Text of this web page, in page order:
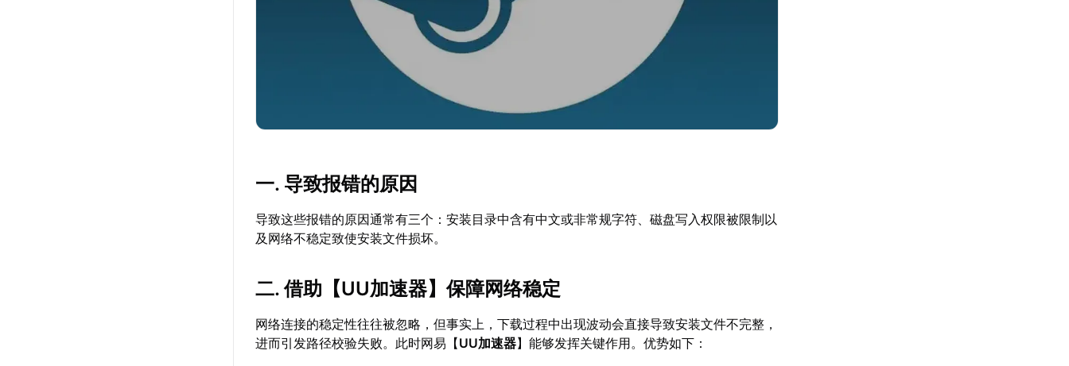
一. 导致报错的原因
导致这些报错的原因通常有三个：安装目录中含有中文或非常规字符、磁盘写入权限被限制以
及网络不稳定致使安装文件损坏。
二. 借助【UU加速器】保障网络稳定
网络连接的稳定性往往被忽略，但事实上，下载过程中出现波动会直接导致安装文件不完整，
进而引发路径校验失败。此时网易【UU加速器】能够发挥关键作用。优势如下：